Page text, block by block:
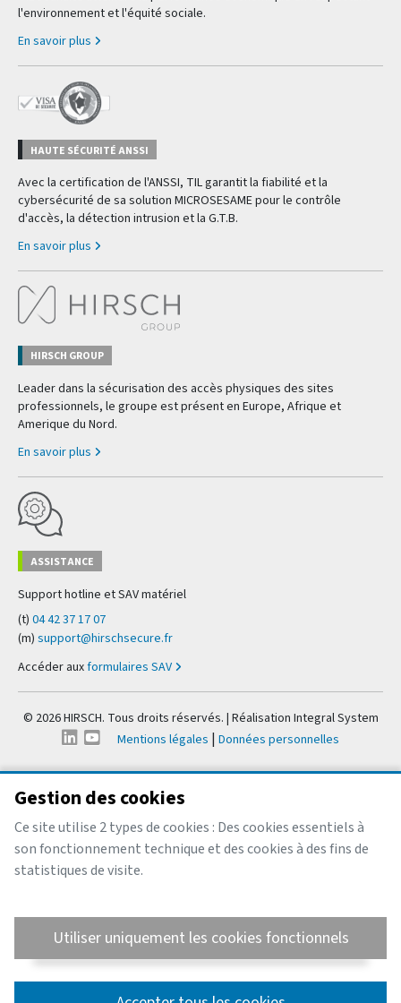
l'environnement et l'équité sociale.
En savoir plus
HAUTE SÉCURITÉ ANSSI
Avec la certification de l'ANSSI, TIL garantit la fiabilité et la
cybersécurité de sa solution MICROSESAME pour le contrôle
d'accès, la détection intrusion et la G.T.B.
En savoir plus
HIRSCH GROUP
Leader dans la sécurisation des accès physiques des sites
professionnels, le groupe est présent en Europe, Afrique et
Amerique du Nord.
En savoir plus
ASSISTANCE
Support hotline et SAV matériel
(t) 04 42 37 17 07
(m) support@hirschsecure.fr
Accéder auxformulaires SAV
© 2026 HIRSCH. Tous droits réservés. | Réalisation Integral System
Mentions légales | Données personnelles
Gestion des cookies
Ce site utilise 2 types de cookies : Des cookies essentiels à
son fonctionnement technique et des cookies à des fins de
statistiques de visite.
Utiliser uniquement les cookies fonctionnels